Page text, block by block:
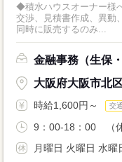
◆積水ハウスオーナー様
交渉、見積書作成、異動
同時に販売するのみ...
金融事務（生保・
大阪府大阪市北
時給1,600円～ 交
9：00-18：00 （
月曜日 火曜日 水曜